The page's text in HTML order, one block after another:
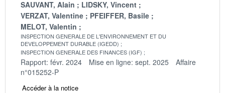
SAUVANT, Alain
LIDSKY, Vincent
VERZAT, Valentine
PFEIFFER, Basile
MELOT, Valentin
INSPECTION GENERALE DE L'ENVIRONNEMENT ET DU
DEVELOPPEMENT DURABLE (IGEDD)
INSPECTION GENERALE DES FINANCES (IGF)
Rapport: févr. 2024 Mise en ligne: sept. 2025
Affaire
n°015252-P
Accéder à la notice